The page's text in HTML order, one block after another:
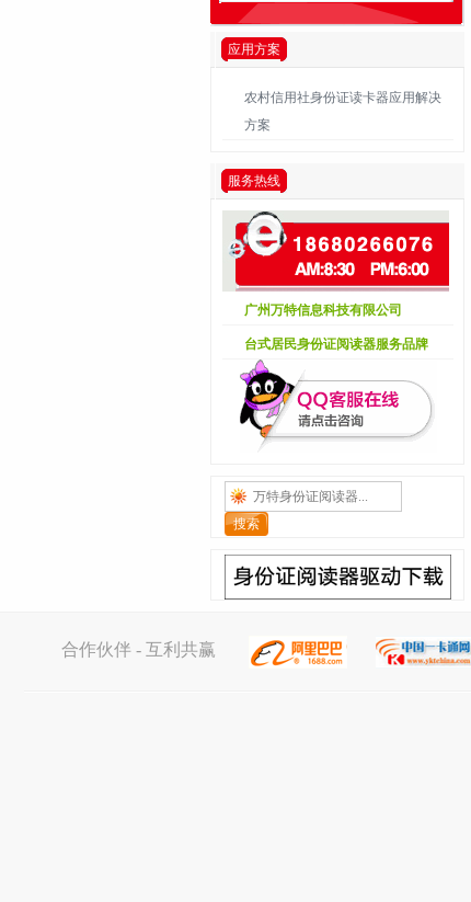
应用方案
农村信用社身份证读卡器应用解决
方案
服务热线
广州万特信息科技有限公司
台式居民身份证阅读器服务品牌
合作伙伴 - 互利共赢